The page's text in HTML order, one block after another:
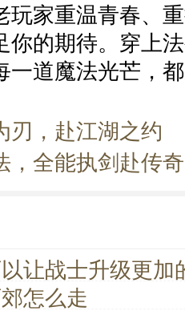
玩家重温青春、
你的期待。穿上
一道魔法光芒，
刃，赴江湖之约
，全能执剑赴传奇
让战士升级更加
怎么走